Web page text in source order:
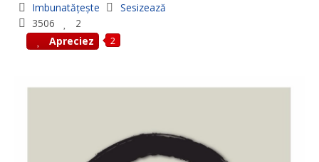
Imbunatățește
Sesizează
3506
2
Apreciez
2